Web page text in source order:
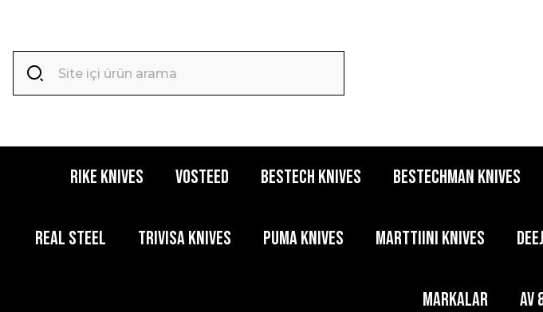
RIKE KNIVES VOSTEED BESTECH KNIVES BESTECHMAN KNIVES
REAL STEEL TRIVISA KNIVES PUMA KNIVES MARTTIINI KNIVES
MARKALAR AV